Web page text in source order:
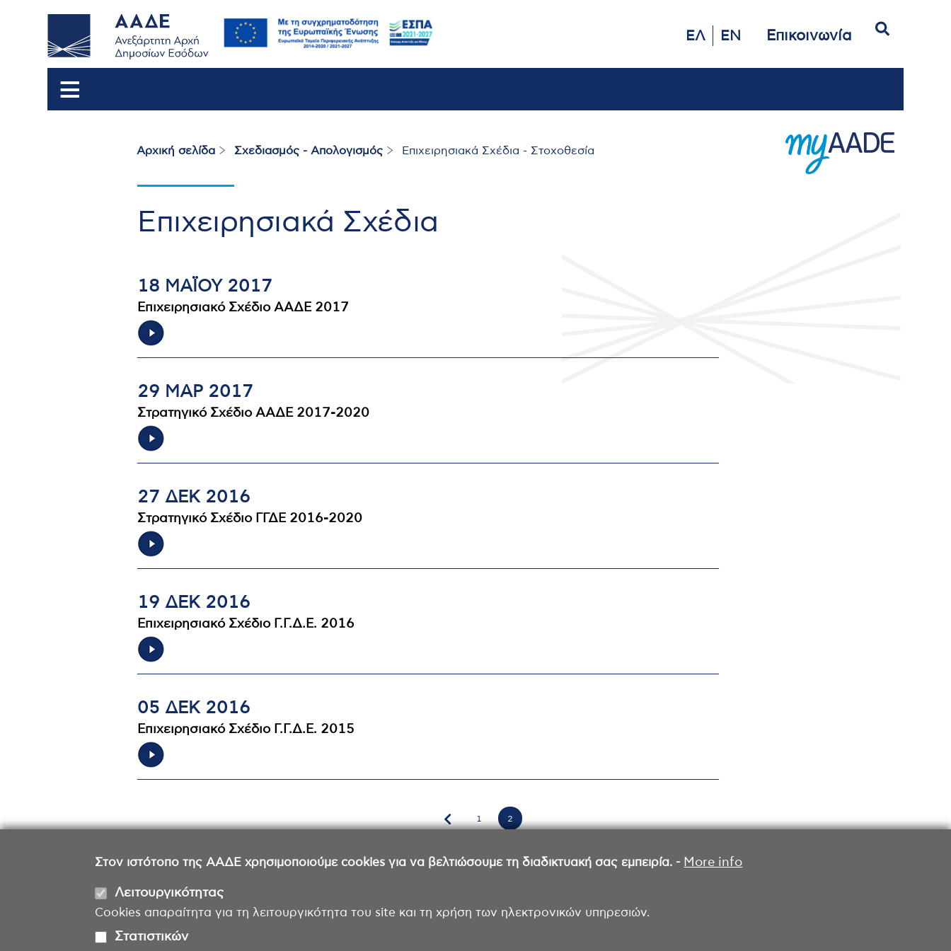
Στον ιστότοπο της ΑΑΔΕ χρησιμοποιούμε cookies για να βελτιώσουμε τη διαδικτυακή σας εμπειρία. - More info
Λειτουργικότητας
Cookies απαραίτητα για τη λειτουργικότητα του site και τη χρήση των ηλεκτρονικών υπηρεσιών.
Στατιστικών
ΕΛ EN Επικοινωνία
Breadcrumb
Αρχική σελίδα Σχεδιασμός - Απολογισμός Επιχειρησιακά Σχέδια - Στοχοθεσία
Επιχειρησιακά Σχέδια
18 ΜΑΪ́ΟΥ 2017
Επιχειρησιακό Σχέδιο ΑΑΔΕ 2017
29 ΜΑΡ 2017
Στρατηγικό Σχέδιο ΑΑΔΕ 2017-2020
27 ΔΕΚ 2016
Στρατηγικό Σχέδιο ΓΓΔΕ 2016-2020
19 ΔΕΚ 2016
Επιχειρησιακό Σχέδιο Γ.Γ.Δ.Ε. 2016
05 ΔΕΚ 2016
Επιχειρησιακό Σχέδιο Γ.Γ.Δ.Ε. 2015
Σελίδα
1 Σελίδα
2